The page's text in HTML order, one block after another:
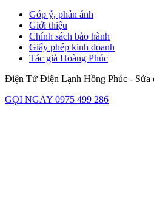
Góp ý, phản ánh
Giới thiệu
Chính sách bảo hành
Giấy phép kinh doanh
Tác giả Hoàng Phúc
Điện Tử Điện Lạnh Hồng Phúc - Sửa
GỌI NGAY 0975 499 286